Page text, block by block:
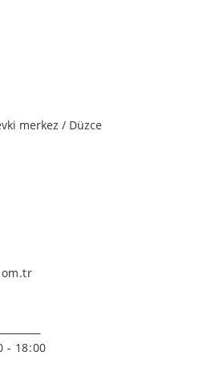
merkez / Düzce
- 18:00